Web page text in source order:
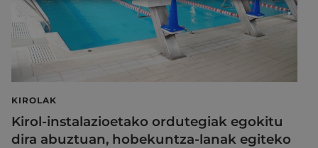
KIROLAK
Kirol-instalazioetako ordutegiak egokitu
dira abuztuan, hobekuntza-lanak egiteko